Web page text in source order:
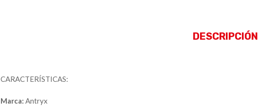
DESCRIPCIÓN
CARACTERÍSTICAS:
Marca: Antryx